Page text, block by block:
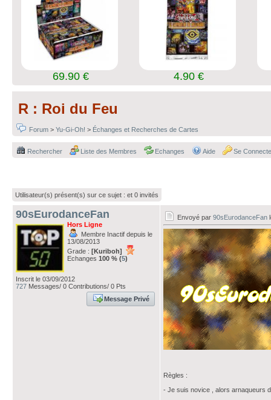
69.90 € 4.90 €
R : Roi du Feu
Forum > Yu-Gi-Oh! > Échanges et Recherches de Cartes
Rechercher Liste des Membres Echanges Aide Se
Utilisateur(s) présent(s) sur ce sujet : et 0 invités
90sEurodanceFan
Hors Ligne
Membre Inactif depuis le
13/08/2013
Grade : [Kuriboh]
Echanges 100 % (5)
Inscrit le 03/09/2012
727 Messages/ 0 Contributions/ 0 Pts
Message Privé
Envoyé par 90sEurodanceFan
Règles :
- Je suis novice , alors arnaqueurs